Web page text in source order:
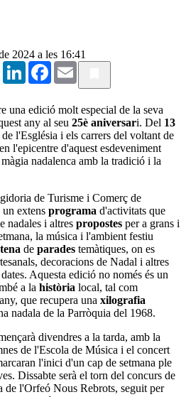
2024 a les 16:41
TelegramLinkedInFacebook
Email
una edició molt especial de la seva
any al seu 25è aniversari. Del 13
l'Església i els carrers del voltant de
l'epicentre d'aquest esdeveniment
nadalenca amb la tradició i la
de Turisme i Comerç de
extens programa d'activitats que
nadales i altres propostes per a grans i
la música i l'ambient festiu
de parades temàtiques, on es
decoracions de Nadal i altres
Aquesta edició no només és un
a la història local, tal com
que recupera una xilografia
nadala de la Parròquia del 1968.
divendres a la tarda, amb la
de l'Escola de Música i el concert
l'inici d'un cap de setmana ple
Dissabte serà el torn del concurs de
de l'Orfeó Nous Rebrots, seguit per